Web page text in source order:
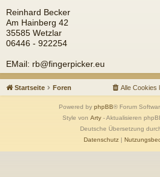
Reinhard Becker
Am Hainberg 42
35585 Wetzlar
06446 - 922254
EMail: rb@fingerpicker.eu
Startseite Foren Alle Cookies
Powered by phpBB® Forum
Style von Arty- Aktualisieren
Deutsche Übersetzung
Datenschutz|